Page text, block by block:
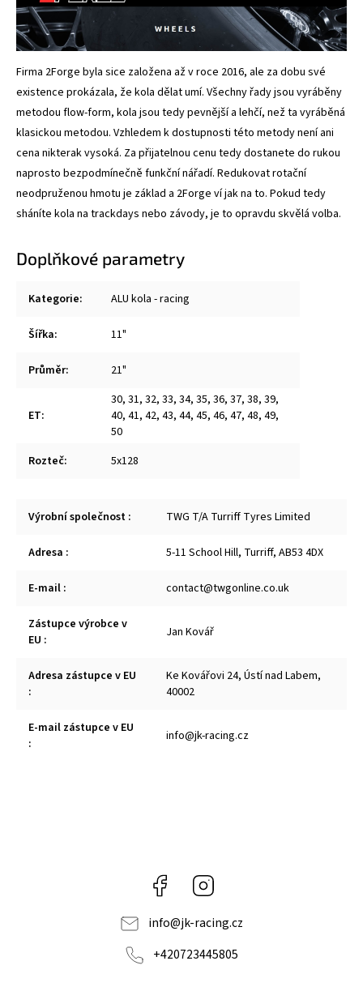
Firma 2Forge byla sice založena až v roce 2016, ale za dobu své
existence prokázala, že kola dělat umí. Všechny řady jsou vyráběny
metodou flow-form, kola jsou tedy pevnější a lehčí, než ta vyráběná
klasickou metodou. Vzhledem k dostupnosti této metody není ani
cena nikterak vysoká. Za přijatelnou cenu tedy dostanete do rukou
naprosto bezpodmínečně funkční nářadí. Redukovat rotační
neodpruženou hmotu je základ a 2Forge ví jak na to. Pokud tedy
sháníte kola na trackdays nebo závody, je to opravdu skvělá volba.
Doplňkové parametry
Kategorie: ALU kola - racing
Šířka: 11"
Průměr: 21"
ET:
30, 31, 32, 33, 34, 35, 36, 37, 38, 39,
40, 41, 42, 43, 44, 45, 46, 47, 48, 49,
50
Rozteč: 5x128
Výrobní společnost : TWG T/A Turriff Tyres Limited
Adresa : 5-11 School Hill, Turriff, AB53 4DX
E-mail : contact@twgonline.co.uk
Zástupce výrobce v
EU : Jan Kovář
Adresa zástupce v EU
:
Ke Kovářovi 24, Ústí nad Labem,
40002
E-mail zástupce v EU
:
info@jk-racing.cz
Facebook
info@jk-racing.cz
+420723445805